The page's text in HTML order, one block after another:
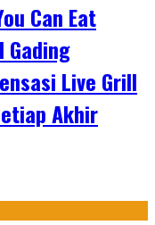
Can Eat
Live Grill
Akhir